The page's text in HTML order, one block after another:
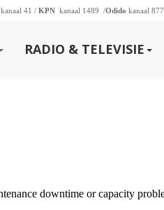
kanaal 41 / KPN kanaal 1489 /Odido kanaal 877
RADIO & TELEVISIE